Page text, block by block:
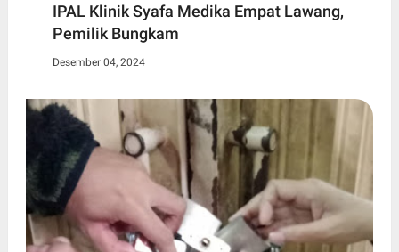
IPAL Klinik Syafa Medika Empat Lawang,
Pemilik Bungkam
Desember 04, 2024